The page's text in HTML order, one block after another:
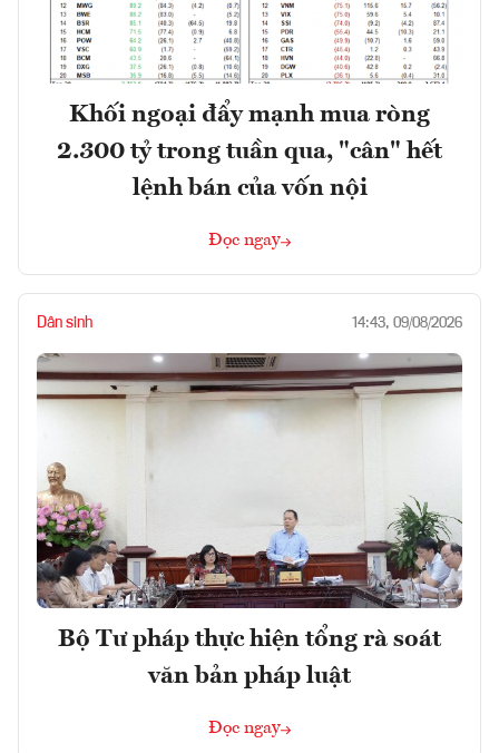
Khối ngoại đẩy mạnh mua ròng
2.300 tỷ trong tuần qua, "cân" hết
lệnh bán của vốn nội
Đọc ngay
Dân sinh 14:43, 09/08/2026
Bộ Tư pháp thực hiện tổng rà soát
văn bản pháp luật
Đọc ngay